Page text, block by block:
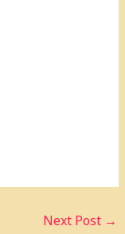
Next Post →